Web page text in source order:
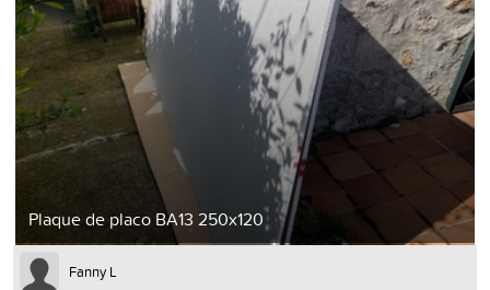
Plaque de placo BA13 250x120
Fanny L